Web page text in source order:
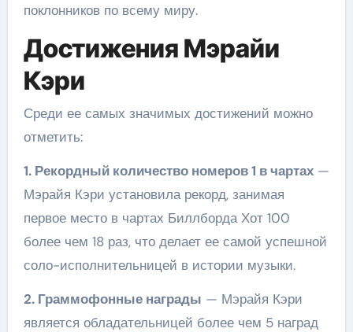
поклонников по всему миру.
Достижения Мэрайи
Кэри
Среди ее самых значимых достижений можно
отметить:
1. Рекордный количество номеров 1 в чартах—
Мэрайя Кэри установила рекорд, занимая
первое место в чартах Биллборда Хот 100
более чем 18 раз, что делает ее самой успешной
соло-исполнительницей в истории музыки.
2. Граммофонные награды — Мэрайя Кэри
является обладательницей более чем 5 наград